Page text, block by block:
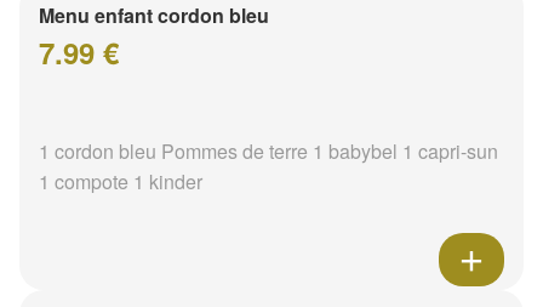
Menu enfant cordon bleu
7.99 €
1 cordon bleu Pommes de terre 1 babybel 1 capri-sun
1 compote 1 kinder